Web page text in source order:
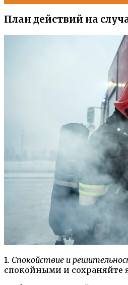
План действий на
1. Спокойствие и
спокойными и сохраняйте